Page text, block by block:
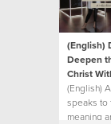
(English)
Deepen
Christ
(English)
speaks to
meaning